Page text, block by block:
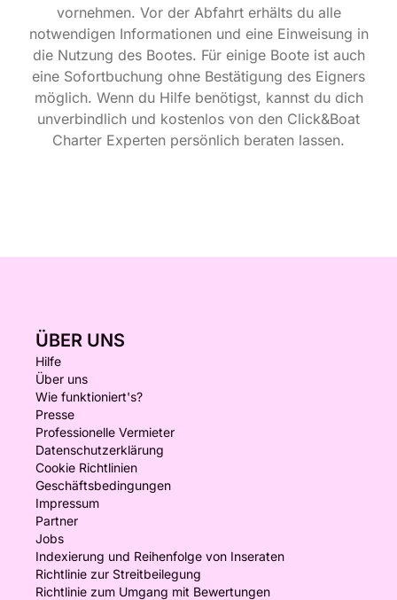
vornehmen. Vor der Abfahrt erhälts du alle
notwendigen Informationen und eine Einweisung in
die Nutzung des Bootes. Für einige Boote ist auch
eine Sofortbuchung ohne Bestätigung des Eigners
möglich. Wenn du Hilfe benötigst, kannst du dich
unverbindlich und kostenlos von den Click&Boat
Charter Experten persönlich beraten lassen.
ÜBER UNS
Hilfe
Über uns
Wie funktioniert's?
Presse
Professionelle Vermieter
Datenschutzerklärung
Cookie Richtlinien
Geschäftsbedingungen
Impressum
Partner
Jobs
Indexierung und Reihenfolge von Inseraten
Richtlinie zur Streitbeilegung
Richtlinie zum Umgang mit Bewertungen